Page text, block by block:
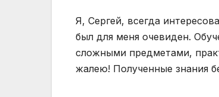
Я, Сергей, всегда
был для меня очевиден.
сложными предметами,
жалею! Полученные знания